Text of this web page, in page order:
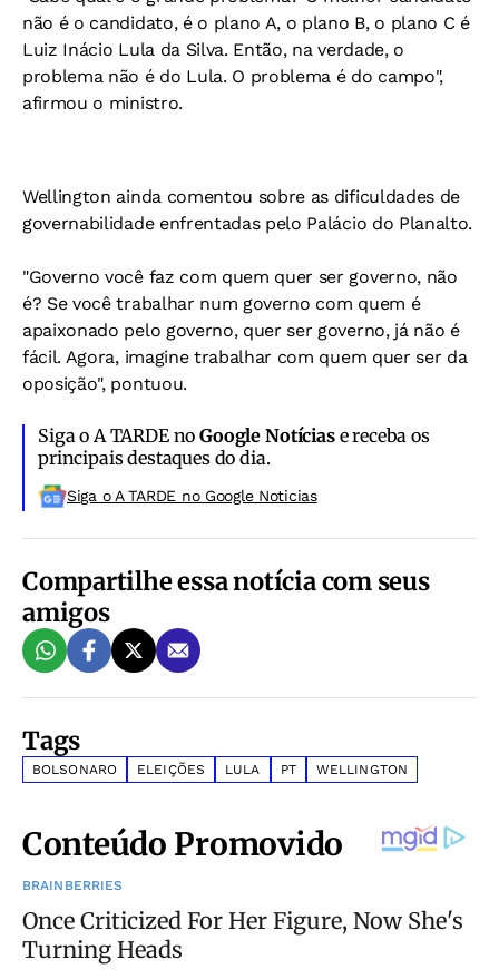
não é o candidato, é o plano A, o plano B, o plano C é
Luiz Inácio Lula da Silva. Então, na verdade, o
problema não é do Lula. O problema é do campo",
afirmou o ministro.
Wellington ainda comentou sobre as dificuldades de
governabilidade enfrentadas pelo Palácio do Planalto.
"Governo você faz com quem quer ser governo, não
é? Se você trabalhar num governo com quem é
apaixonado pelo governo, quer ser governo, já não é
fácil. Agora, imagine trabalhar com quem quer ser da
oposição", pontuou.
Siga o A TARDE noGoogle Notíciase receba os
principais destaques do dia.
Siga o A TARDE no Google Noticias
Compartilhe essa notícia com seus
amigos
Tags
BOLSONARO ELEIÇÕES LULA PT WELLINGTON